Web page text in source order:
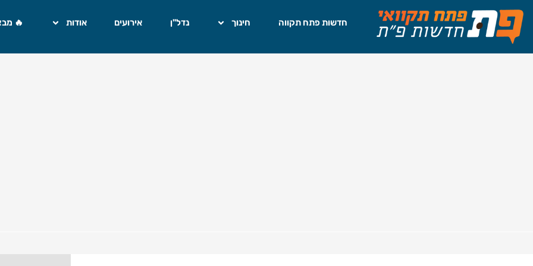
חדשות פתח תקווה חינוך נדל"ן אירועים אודות 🔥